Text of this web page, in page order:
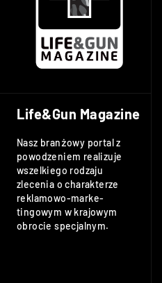
Life&Gun Magazine
Nasz branżowy portal z
powodzeniem realizuje
wszelkiego rodzaju
zlecenia o charakterze
reklamowo-marke-
tingowym w krajowym
obrocie specjalnym.